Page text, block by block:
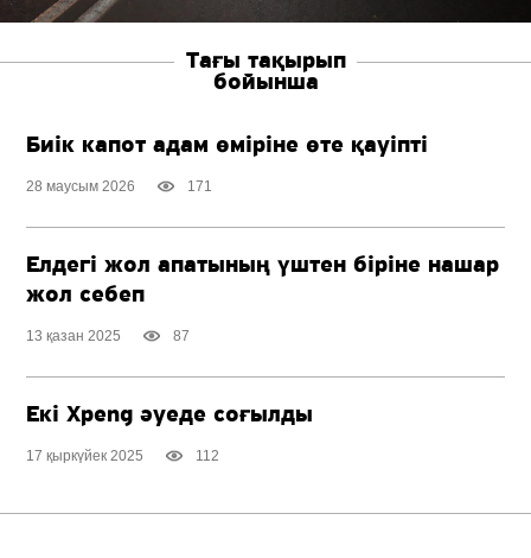
Тағы тақырып
бойынша
Биік капот адам өміріне өте қауіпті
28 маусым 2026 171
Елдегі жол апатының үштен біріне нашар
жол себеп
13 қазан 2025 87
Екі Xpeng әуеде соғылды
17 қыркүйек 2025 112